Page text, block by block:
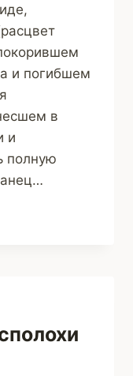
и погибшем
в
и
полную